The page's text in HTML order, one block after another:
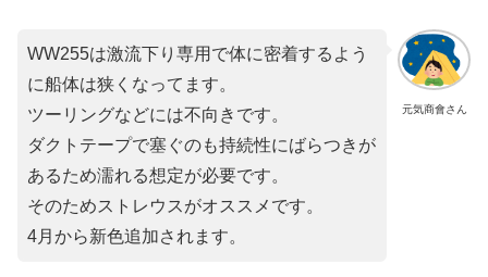
元気商會さん
WW255は激流下り専用で体に密着するよう
に船体は狭くなってます。
ツーリングなどには不向きです。
ダクトテープで塞ぐのも持続性にばらつきが
あるため濡れる想定が必要です。
そのためストレウスがオススメです。
4月から新色追加されます。